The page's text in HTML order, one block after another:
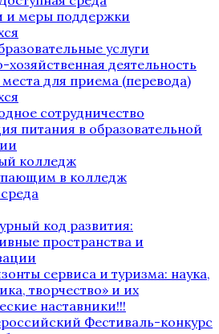
и меры поддержки
услуги
деятельность
для приема (перевода)
сотрудничество
питания в образовательной
колледж
в колледж
код развития:
пространства и
сервиса и туризма: наука,
творчество» и их
наставники!!!
Фестиваль-конкурс